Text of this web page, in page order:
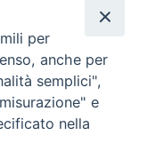
Tutte le gallery
per
anche per
semplici",
e
nella